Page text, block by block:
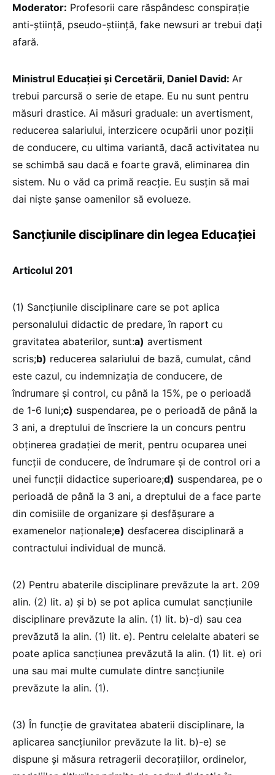
Moderator: Profesorii care răspândesc conspirație
anti-știință, pseudo-știință, fake newsuri ar trebui dați
afară.
Ministrul Educației și Cercetării, Daniel David: Ar
trebui parcursă o serie de etape. Eu nu sunt pentru
măsuri drastice. Ai măsuri graduale: un avertisment,
reducerea salariului, interzicere ocupării unor poziții
de conducere, cu ultima variantă, dacă activitatea nu
se schimbă sau dacă e foarte gravă, eliminarea din
sistem. Nu o văd ca primă reacție. Eu susțin să mai
dai niște șanse oamenilor să evolueze.
Sancțiunile disciplinare din legea Educației
Articolul 201
(1) Sancțiunile disciplinare care se pot aplica
personalului didactic de predare, în raport cu
gravitatea abaterilor, sunt:a) avertisment
scris;b) reducerea salariului de bază, cumulat, când
este cazul, cu indemnizația de conducere, de
îndrumare și control, cu până la 15%, pe o perioadă
de 1-6 luni;c) suspendarea, pe o perioadă de până la
3 ani, a dreptului de înscriere la un concurs pentru
obținerea gradației de merit, pentru ocuparea unei
funcții de conducere, de îndrumare și de control ori a
unei funcții didactice superioare;d) suspendarea, pe o
perioadă de până la 3 ani, a dreptului de a face parte
din comisiile de organizare și desfășurare a
examenelor naționale;e) desfacerea disciplinară a
contractului individual de muncă.
(2) Pentru abaterile disciplinare prevăzute la art. 209
alin. (2) lit. a) și b) se pot aplica cumulat sancțiunile
disciplinare prevăzute la alin. (1) lit. b)-d) sau cea
prevăzută la alin. (1) lit. e). Pentru celelalte abateri se
poate aplica sancțiunea prevăzută la alin. (1) lit. e) ori
una sau mai multe cumulate dintre sancțiunile
prevăzute la alin. (1).
(3) În funcție de gravitatea abaterii disciplinare, la
aplicarea sancțiunilor prevăzute la lit. b)-e) se
dispune și măsura retragerii decorațiilor, ordinelor,